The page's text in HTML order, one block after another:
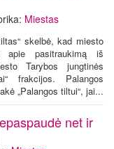
Miestas
skelbė, kad miesto
apie pasitraukimą iš
Tarybos jungtinės
frakcijos. Palangos
„Palangos tiltui“, jai...
net ir